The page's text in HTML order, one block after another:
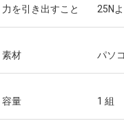
力を引き出すこと 25N
素材 パソ
容量 1 組